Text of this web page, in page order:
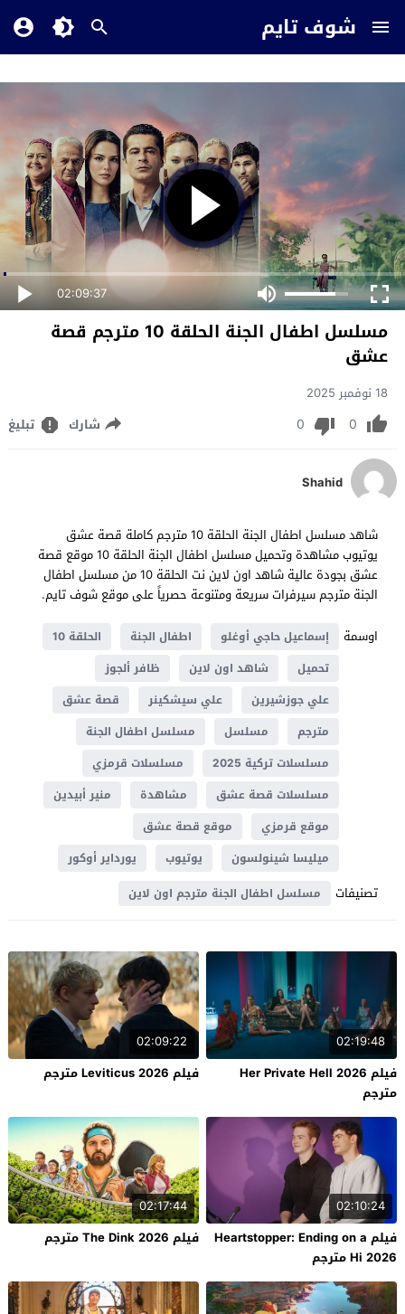
شوف تايم
02:09:37
مسلسل اطفال الجنة الحلقة 10 مترجم قصة
عشق
18 نوفمبر 2025
0
0 شارك تبليغ
Shahid
شاهد مسلسل اطفال الجنة الحلقة 10 مترجم كاملة قصة عشق
يوتيوب مشاهدة وتحميل مسلسل اطفال الجنة الحلقة 10 موقع قصة
عشق بجودة عالية شاهد اون لاين نت الحلقة 10 من مسلسل اطفال
الجنة مترجم سيرفرات سريعة ومتنوعة حصرياً على موقع شوف تايم.
اوسمة
إسماعيل حاجي أوغلو اطفال الجنة
الحلقة 10
تحميل
شاهد اون لاين
ظافر ألجوز
علي جوزشيرين
علي سيشكينر
قصة عشق
مترجم
مسلسل
مسلسل اطفال الجنة
مسلسلات تركية 2025
مسلسلات قرمزي
مسلسلات قصة عشق
مشاهدة
منير أبيدين
موقع قرمزي
موقع قصة عشق
ميليسا شينولسون
يوتيوب يورداير أوكور
تصنيفات مسلسل اطفال الجنة مترجم اون لاين
02:19:48
فيلم Her Private Hell 2026
مترجم
02:09:22
فيلم Leviticus 2026 مترجم
02:10:24
فيلم Heartstopper: Ending on a
Hi 2026 مترجم
02:17:44
فيلم The Dink 2026 مترجم